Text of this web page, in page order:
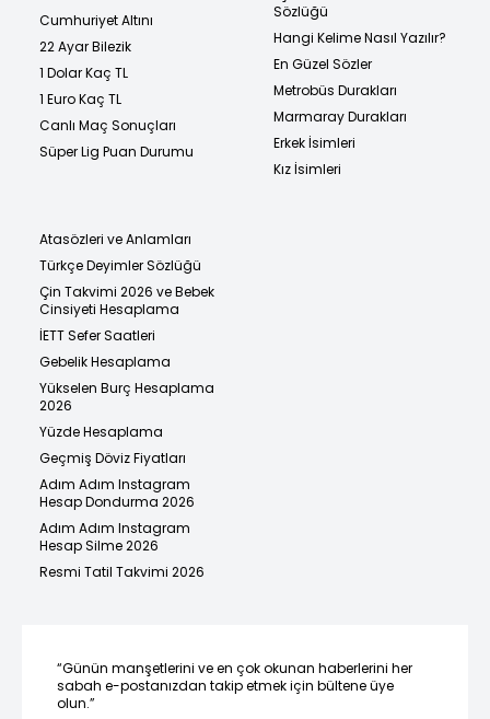
Cumhuriyet Altını
22 Ayar Bilezik
1 Dolar Kaç TL
1 Euro Kaç TL
Canlı Maç Sonuçları
Süper Lig Puan Durumu
Sözlüğü
Hangi Kelime Nasıl Yazılır?
En Güzel Sözler
Metrobüs Durakları
Marmaray Durakları
Erkek İsimleri
Kız İsimleri
Atasözleri ve Anlamları
Türkçe Deyimler Sözlüğü
Çin Takvimi 2026 ve Bebek
Cinsiyeti Hesaplama
İETT Sefer Saatleri
Gebelik Hesaplama
Yükselen Burç Hesaplama
2026
Yüzde Hesaplama
Geçmiş Döviz Fiyatları
Adım Adım Instagram
Hesap Dondurma 2026
Adım Adım Instagram
Hesap Silme 2026
Resmi Tatil Takvimi 2026
“Günün manşetlerini ve en çok okunan haberlerini her
sabah e-postanızdan takip etmek için bültene üye
olun.”